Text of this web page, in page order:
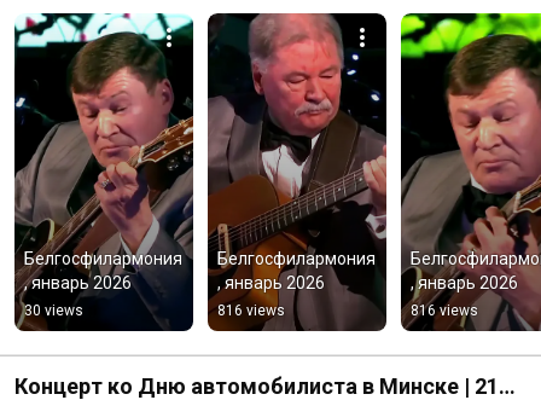
Белгосфилармония
, январь 2026
30 views
Белгосфилармония
, январь 2026
816 views
, январь 2026
816 views
Концерт ко Дню автомобилиста в Минске | 21